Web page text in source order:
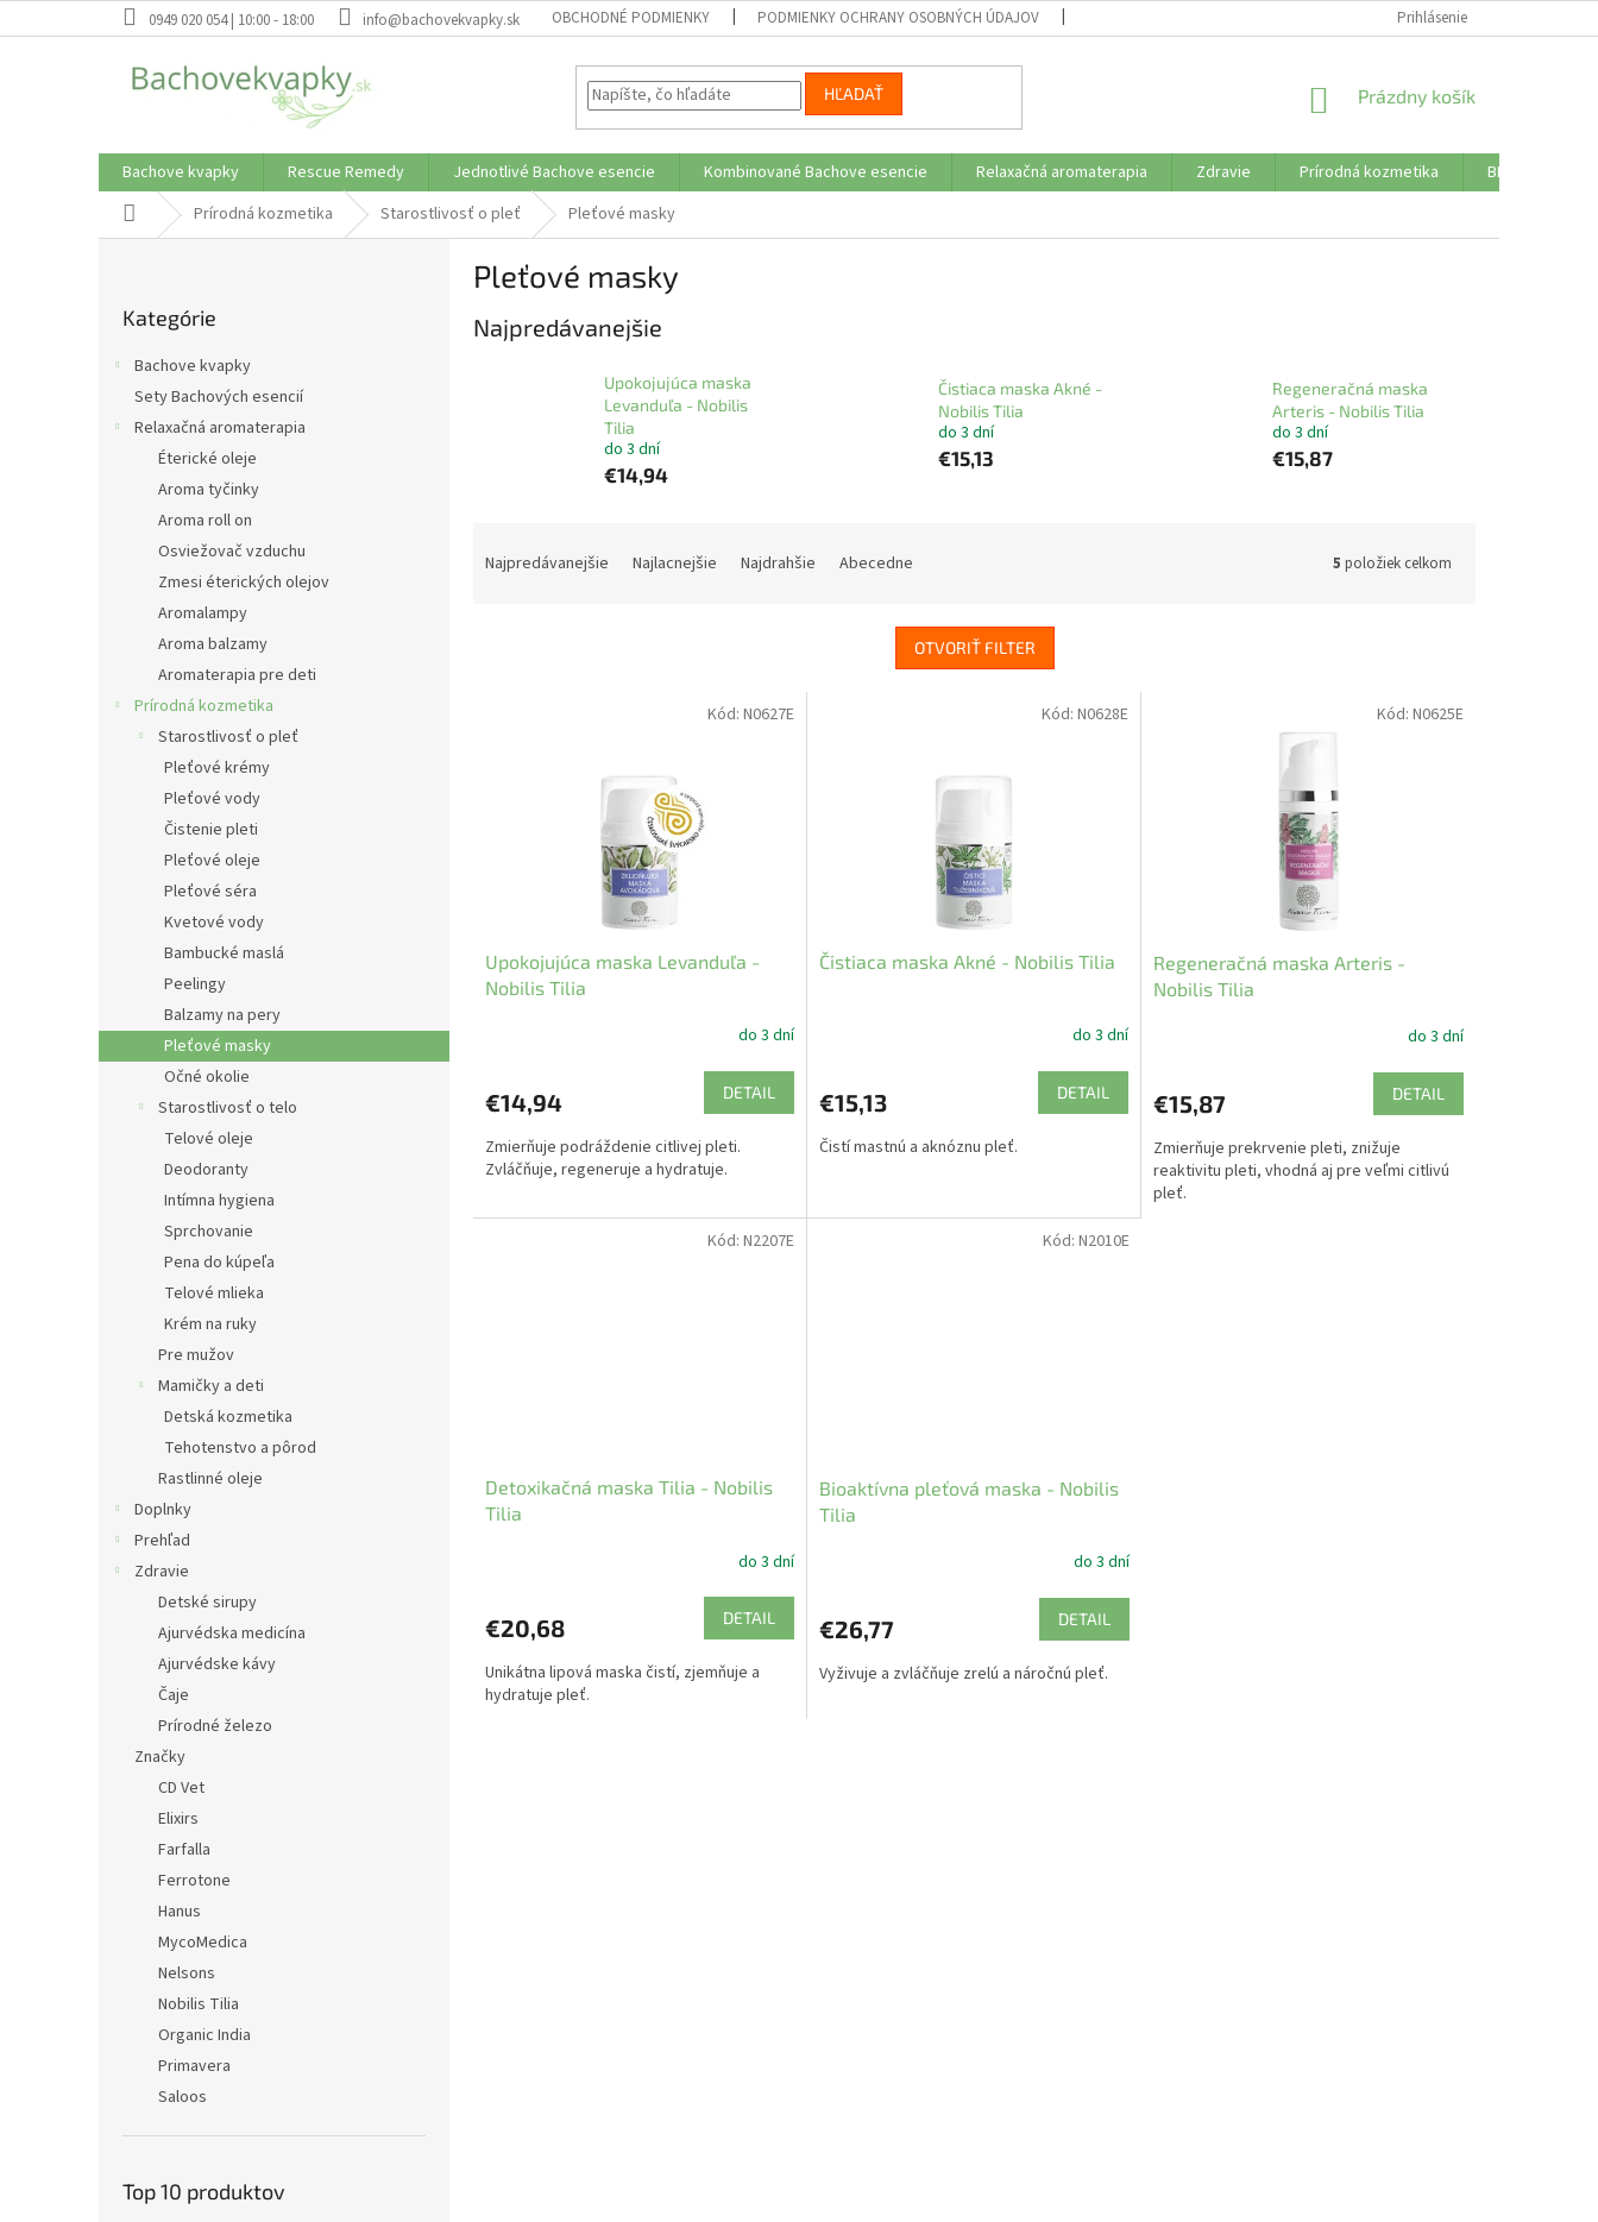
na
0949 020 054 | 10:00 - 18:00 info@bachovekvapky.sk OBCHODNÉ PODMIENKY PODMIENKY OCHRANY OSOBNÝCH ÚDAJOV VŠETKO O NÁKUPE
Prihlásenie
HĽADAŤ
NÁKUPNÝ
Prázdny košík
Bachove kvapky Rescue Remedy Jednotlivé Bachove esencie Kombinované Bachove esencie Relaxačná aromaterapia Zdravie Prírodná kozmetika BLOG
DomovPrírodná kozmetika Starostlivosť o pleť Pleťové masky
kategórie
Kategórie
Bachove kvapky
Sety Bachových esencií
Relaxačná aromaterapia
Éterické oleje
Aroma tyčinky
Aroma roll on
Osviežovač vzduchu
Zmesi éterických olejov
Aromalampy
Aroma balzamy
Aromaterapia pre deti
Prírodná kozmetika
Starostlivosť o pleť
Pleťové krémy
Pleťové vody
Čistenie pleti
Pleťové oleje
Pleťové séra
Kvetové vody
Bambucké maslá
Peelingy
Balzamy na pery
Pleťové masky
Očné okolie
Starostlivosť o telo
Telové oleje
Deodoranty
Intímna hygiena
Sprchovanie
Pena do kúpeľa
Telové mlieka
Krém na ruky
Pre mužov
Mamičky a deti
Detská kozmetika
Tehotenstvo a pôrod
Rastlinné oleje
Doplnky
Prehľad
Zdravie
Detské sirupy
Ajurvédska medicína
Ajurvédske kávy
Čaje
Prírodné železo
Značky
CD Vet
Elixirs
Farfalla
Ferrotone
Hanus
MycoMedica
Nelsons
Nobilis Tilia
Organic India
Primavera
Saloos
Top 10 produktov
Pleťové masky
Najpredávanejšie
Upokojujúca maska
Levanduľa - Nobilis
Tilia
do 3 dní
€14,94
Čistiaca maska Akné -
Nobilis Tilia
do 3 dní
€15,13
Regeneračná maska
Arteris - Nobilis Tilia
do 3 dní
€15,87
Najpredávanejšie Najlacnejšie Najdrahšie Abecedne 5 položiek celkom
OTVORIŤ FILTER
Upokojujúca maska Levanduľa -
Nobilis Tilia
do 3 dní
€14,94 DETAIL
Zmierňuje podráždenie citlivej pleti.
Zvláčňuje, regeneruje a hydratuje.
Kód: N0627E
Čistiaca maska Akné - Nobilis Tilia
do 3 dní
€15,13 DETAIL
Čistí mastnú a aknóznu pleť.
Kód: N0628E
Regeneračná maska Arteris -
Nobilis Tilia
do 3 dní
€15,87 DETAIL
Zmierňuje prekrvenie pleti, znižuje
reaktivitu pleti, vhodná aj pre veľmi citlivú
pleť.
Kód: N0625E
Detoxikačná maska Tilia - Nobilis
Tilia
do 3 dní
€20,68 DETAIL
Unikátna lipová maska čistí, zjemňuje a
hydratuje pleť.
Kód: N2207E
Bioaktívna pleťová maska - Nobilis
Tilia
do 3 dní
€26,77 DETAIL
Vyživuje a zvláčňuje zrelú a náročnú pleť.
Kód: N2010E